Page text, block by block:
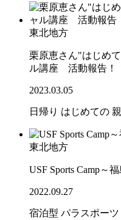
東北地方
栗原恵さん"はじめ
ル講座 活動報告！
2023.03.05
日帰り はじめての
東北地方
USF Sports Camp～
2022.09.27
宿泊型 パラスポーツ